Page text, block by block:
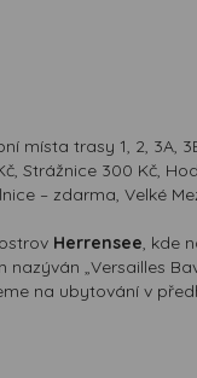
místa trasy 1, 2, 3A,
Strážnice 300 Kč,
– zdarma, Velké
Herrensee, kde
„Versailles
na ubytování v